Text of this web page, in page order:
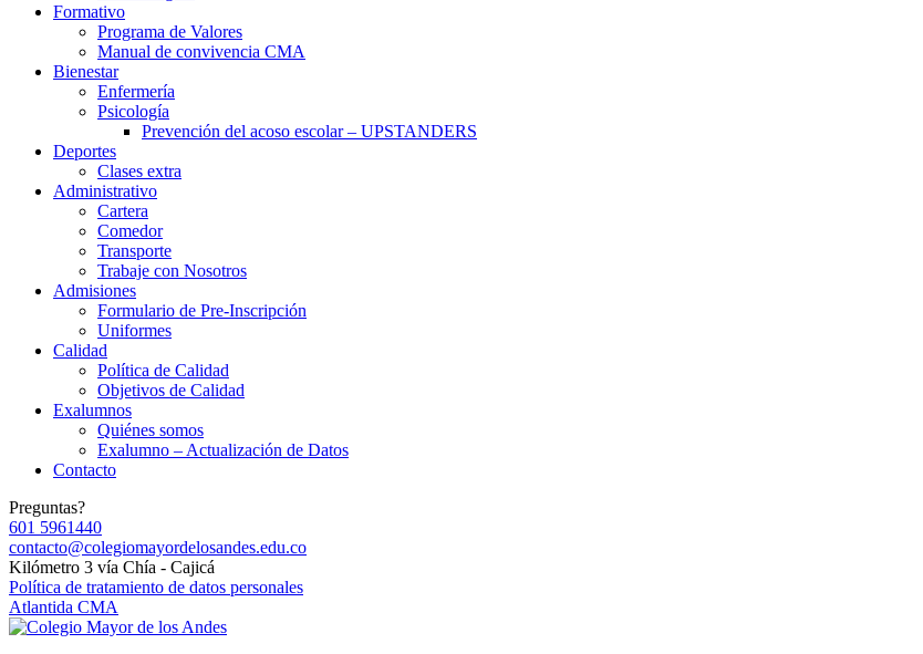
Formativo
Programa de Valores
Manual de convivencia CMA
Bienestar
Enfermería
Psicología
Prevención del acoso escolar – UPSTANDERS
Deportes
Clases extra
Administrativo
Cartera
Comedor
Transporte
Trabaje con Nosotros
Admisiones
Formulario de Pre-Inscripción
Uniformes
Calidad
Política de Calidad
Objetivos de Calidad
Exalumnos
Quiénes somos
Exalumno – Actualización de Datos
Contacto
Preguntas?
601 5961440
contacto@colegiomayordelosandes.edu.co
Kilómetro 3 vía Chía - Cajicá
Política de tratamiento de datos personales
Atlantida CMA